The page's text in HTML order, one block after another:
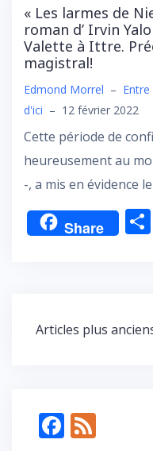
« Les larmes de
roman d’ Irvin
Valette à Ittre.
magistral!
Edmond Morrel – Entre
d'ici – 12 février 2022
Cette période de
heureusement au
-, a mis en évidence
Share
Navigation
Articles plus
F